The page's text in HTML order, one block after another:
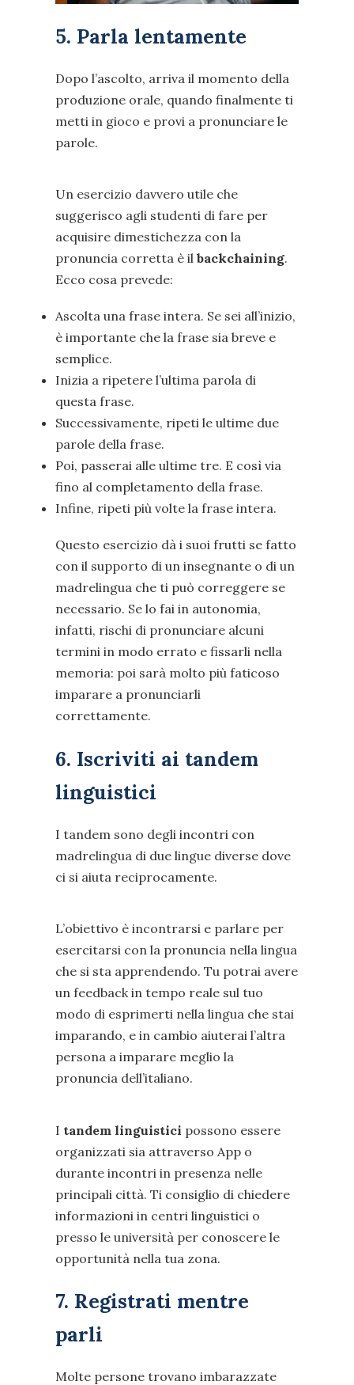
5. Parla lentamente
Dopo l’ascolto, arriva il momento della
produzione orale, quando finalmente ti
metti in gioco e provi a pronunciare le
parole.
Un esercizio davvero utile che
suggerisco agli studenti di fare per
acquisire dimestichezza con la
pronuncia corretta è il backchaining.
Ecco cosa prevede:
Ascolta una frase intera. Se sei all’inizio,
è importante che la frase sia breve e
semplice.
Inizia a ripetere l’ultima parola di
questa frase.
Successivamente, ripeti le ultime due
parole della frase.
Poi, passerai alle ultime tre. E così via
fino al completamento della frase.
Infine, ripeti più volte la frase intera.
Questo esercizio dà i suoi frutti se fatto
con il supporto di un insegnante o di un
madrelingua che ti può correggere se
necessario. Se lo fai in autonomia,
infatti, rischi di pronunciare alcuni
termini in modo errato e fissarli nella
memoria: poi sarà molto più faticoso
imparare a pronunciarli
correttamente.
6. Iscriviti ai tandem
linguistici
I tandem sono degli incontri con
madrelingua di due lingue diverse dove
ci si aiuta reciprocamente.
L’obiettivo è incontrarsi e parlare per
esercitarsi con la pronuncia nella lingua
che si sta apprendendo. Tu potrai avere
un feedback in tempo reale sul tuo
modo di esprimerti nella lingua che stai
imparando, e in cambio aiuterai l’altra
persona a imparare meglio la
pronuncia dell’italiano.
I tandem linguistici possono essere
organizzati sia attraverso App o
durante incontri in presenza nelle
principali città. Ti consiglio di chiedere
informazioni in centri linguistici o
presso le università per conoscere le
opportunità nella tua zona.
7. Registrati mentre
parli
Molte persone trovano imbarazzate